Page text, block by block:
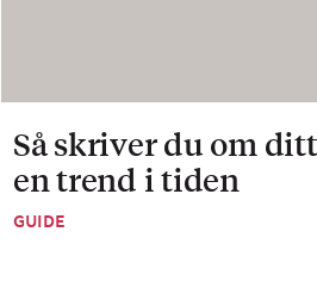
Så skriver du om
en trend i tiden
GUIDE